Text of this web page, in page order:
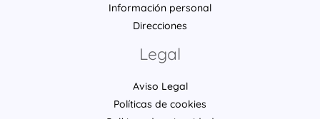
Información personal
Direcciones
Legal
Aviso Legal
Políticas de cookies